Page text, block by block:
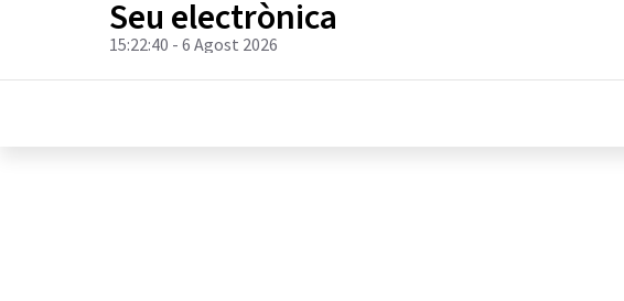
Seu electrònica
15:22:40 - 6 Agost 2026